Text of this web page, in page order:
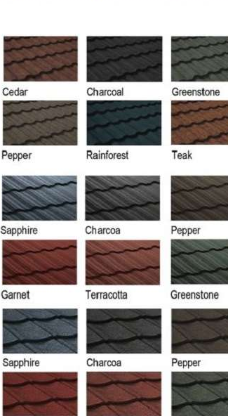
INLINE DP EPSSO
EPSSO
EPSSO
EPSSO
VỆ SINH EPSSO